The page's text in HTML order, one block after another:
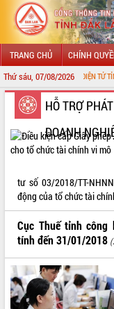
TRANG CHỦ CHÍNH
Thứ sáu, 07/08/2026
TIN ĐIỆN TỬ TỈNH ĐẮK LẮK
GIỚI THIỆU
LÃNH ĐẠO UBND TỈNH
SỞ, BAN, NGÀNH
THÔNG TIN CHỈ ĐẠO ĐIỀU
HỆ THỐNG VĂN BẢN
VĂN BẢN HĐND TỈNH
HỖ TRỢ
DOANH
tư số 03/2018/TT-
động của tổ chức tài
Cục Thuế tỉnh
tính đến 31/01/2018